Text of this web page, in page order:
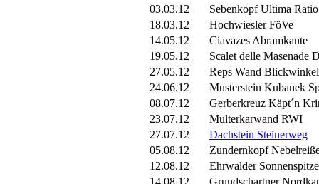
03.03.12
Sebenkopf Ultima Ratio
18.03.12
Hochwiesler FöVe
14.05.12
Ciavazes Abramkante
19.05.12
Scalet delle Masenade
27.05.12
Reps Wand Blickwinkel
24.06.12
Musterstein Kubanek
08.07.12
Gerberkreuz Käpt´n
23.07.12
Multerkarwand RWI
27.07.12
Dachstein Steinerweg
05.08.12
Zundernkopf
12.08.12
Ehrwalder
14.08.12
Grundschartner